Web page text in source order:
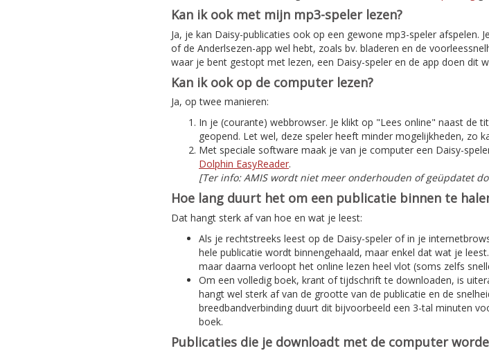
Kan ik ook met mijn mp3-speler lezen?
Ja, je kan Daisy-publicaties ook op een gewone mp3-speler afspelen.
of de Anderlsezen-app wel hebt, zoals bv. bladeren en de
waar je bent gestopt met lezen, een Daisy-speler en de app doen dit
Kan ik ook op de computer lezen?
Ja, op twee manieren:
In je (courante) webbrowser. Je klikt op "Lees online" naast de
geopend. Let wel, deze speler heeft minder mogelijkheden, zo
Met speciale software maak je van je computer een Daisy-
Dolphin EasyReader.
[Ter info: AMIS wordt niet meer onderhouden of geüpdatet
Hoe lang duurt het om een publicatie binnen te
Dat hangt sterk af van hoe en wat je leest:
Als je rechtstreeks leest op de Daisy-speler of in je
hele publicatie wordt binnengehaald, maar enkel dat wat je
maar daarna verloopt het online lezen heel vlot (soms zelfs
Om een volledig boek, krant of tijdschrift te downloaden, is
hangt wel sterk af van de grootte van de publicatie en de
breedbandverbinding duurt dit bijvoorbeeld een 3-tal minuten
boek.
Publicaties die je downloadt met de computer